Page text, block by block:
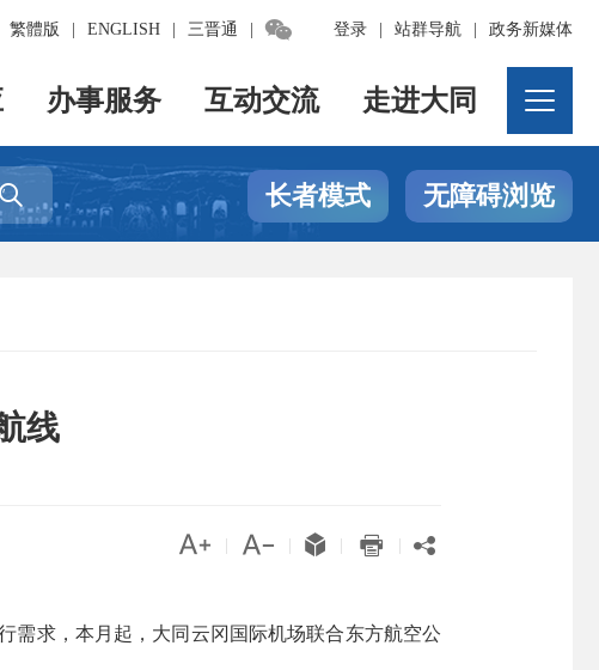
登录 站群导航 政务新媒体
繁體版 ENGLISH 三晋通 
办事服务 互动交流 走进大同
 长者模式 无障碍浏览
线
    
求，本月起，大同云冈国际机场联合东方航空公